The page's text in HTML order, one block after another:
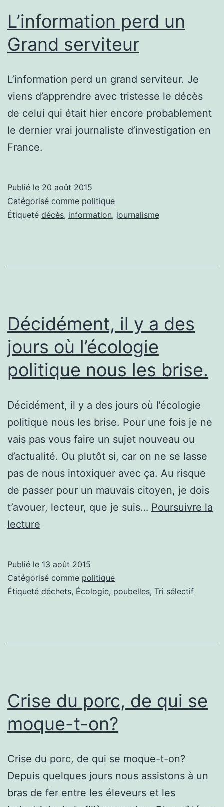
L’information perd un
Grand serviteur
L’information perd un grand serviteur. Je
viens d’apprendre avec tristesse le décès
de celui qui était hier encore probablement
le dernier vrai journaliste d’investigation en
France.
Publié le 20 août 2015
Catégorisé comme politique
Étiqueté décès, information, journalisme
Décidément, il y a des
jours où l’écologie
politique nous les brise.
Décidément, il y a des jours où l’écologie
politique nous les brise. Pour une fois je ne
vais pas vous faire un sujet nouveau ou
d’actualité. Ou plutôt si, car on ne se lasse
pas de nous intoxiquer avec ça. Au risque
de passer pour un mauvais citoyen, je dois
t’avouer, lecteur, que je suis… Poursuivre la
lecture
a
des
l’écologie
brise.
Publié le 13 août 2015
Catégorisé comme politique
Étiqueté déchets, Écologie, poubelles, Tri sélectif
Crise du porc, de qui se
moque-t-on?
Crise du porc, de qui se moque-t-on?
Depuis quelques jours nous assistons à un
bras de fer entre les éleveurs et les